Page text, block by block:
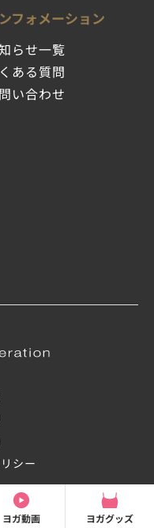
ヨガ動画 ヨガグッズ
フォメーション
らせ一覧
ある質問
い合わせ
シー
Inc.